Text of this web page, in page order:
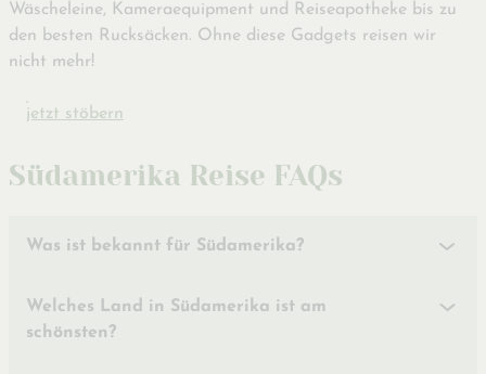
Wäscheleine, Kameraequipment und Reiseapotheke bis zu
den besten Rucksäcken. Ohne diese Gadgets reisen wir
nicht mehr!
jetzt stöbern
Südamerika Reise FAQs
Was ist bekannt für Südamerika?
Welches Land in Südamerika ist am
schönsten?